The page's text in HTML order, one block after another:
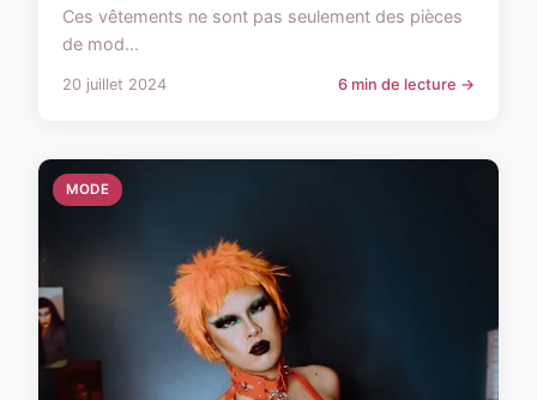
Ces vêtements ne sont pas seulement des pièces
de mod...
20 juillet 2024 6 min de lecture →
MODE